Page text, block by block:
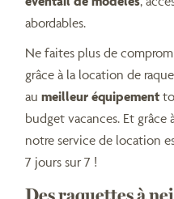
abordables.
Ne faites plus de
grâce à la location de
aumeilleur équipement
budget vacances. Et grâce
notre service de location
7 jours sur 7 !